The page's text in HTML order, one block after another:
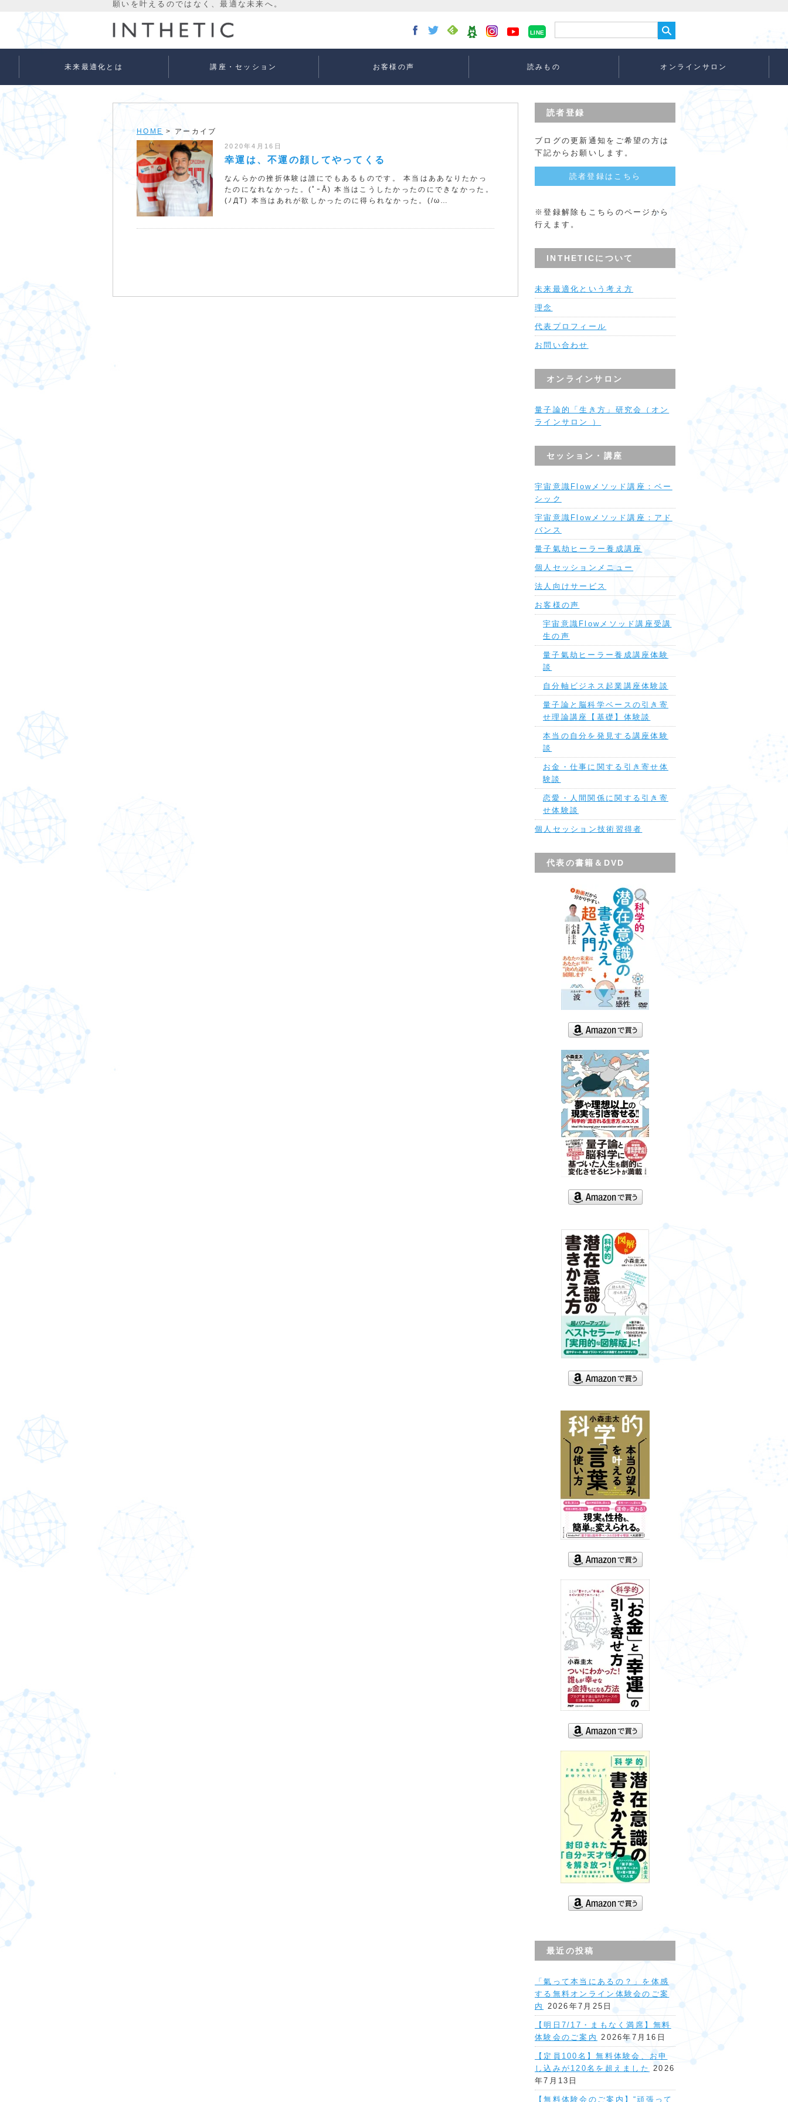
LINE
未来最適化とは 講座・セッション お客様の声 読みもの オンラインサロン
HOME > アーカイブ
2020年4月16日
幸運は、不運の顔してやってくる
なんらかの挫折体験は誰にでもあるものです。 本当はああなりたかっ
たのになれなかった。(ﾟｰÅ) 本当はこうしたかったのにできなかった。
(ﾉДT) 本当はあれが欲しかったのに得られなかった。(/ω…
読者登録
ブログの更新通知をご希望の方は
下記からお願いします。
読者登録はこちら
※登録解除もこちらのページから
行えます。
INTHETICについて
未来最適化という考え方
理念
代表プロフィール
お問い合わせ
オンラインサロン
量子論的「生き方」研究会（オン
ラインサロン ）
セッション・講座
宇宙意識Flowメソッド講座：ベー
シック
宇宙意識Flowメソッド講座：アド
バンス
量子氣劫ヒーラー養成講座
個人セッションメニュー
法人向けサービス
お客様の声
宇宙意識Flowメソッド講座受講
生の声
量子氣劫ヒーラー養成講座体験
談
自分軸ビジネス起業講座体験談
量子論と脳科学ベースの引き寄
せ理論講座【基礎】体験談
本当の自分を発見する講座体験
談
お金・仕事に関する引き寄せ体
験談
恋愛・人間関係に関する引き寄
せ体験談
個人セッション技術習得者
代表の書籍＆DVD
最近の投稿
「氣って本当にあるの？」を体感
する無料オンライン体験会のご案
内
2026年7月25日
【明日7/17・まもなく満席】無料
体験会のご案内
2026年7月16日
【定員100名】無料体験会、お申
し込みが120名を超えました
2026
年7月13日
【無料体験会のご案内】“頑張って